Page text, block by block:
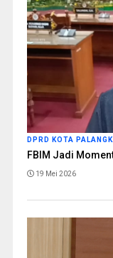
DPRD KOTA
FBIM Jadi
19 Mei 2026